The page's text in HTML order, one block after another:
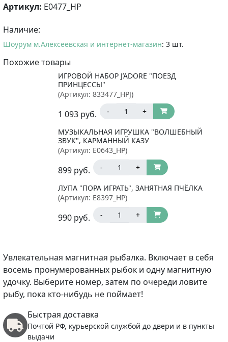
Артикул: E0477_HP
Наличие:
Шоурум м.Алексеевская и интернет-магазин: 3 шт.
Похожие товары
ИГРОВОЙ НАБОР J’ADORE "ПОЕЗД
ПРИНЦЕССЫ"
(Артикул: 833477_HPJ)
1 093 руб. - +
МУЗЫКАЛЬНАЯ ИГРУШКА "ВОЛШЕБНЫЙ
ЗВУК", КАРМАННЫЙ КАЗУ
(Артикул: E0643_HP)
899 руб. - +
ЛУПА "ПОРА ИГРАТЬ", ЗАНЯТНАЯ ПЧЁЛКА
(Артикул: E8397_HP)
990 руб. - +
Увлекательная магнитная рыбалка. Включает в себя
восемь пронумерованных рыбок и одну магнитную
удочку. Выберите номер, затем по очереди ловите
рыбу, пока кто-нибудь не поймает!
Быстрая доставка
Почтой РФ, курьерской службой до двери и в пункты
выдачи